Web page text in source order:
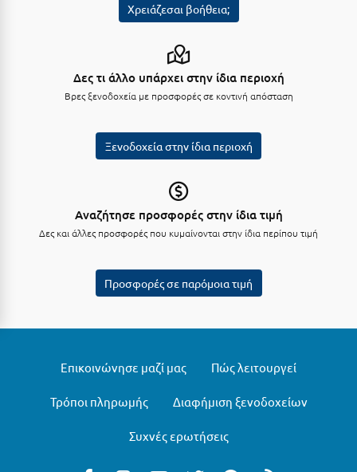
Κεφαλονιά
Κοκκώνι Κορινθίας
Κόρινθος
Κουρούτα Ηλείας
Κουφονήσια
Χρειάζεσαι βοήθεια;
Δες τι άλλο υπάρχει στην ίδια περιοχή
Βρες ξενοδοχεία με προσφορές σε κοντινή απόσταση
Ξενοδοχεία στην ίδια περιοχή
Αναζήτησε προσφορές στην ίδια τιμή
Δες και άλλες προσφορές που κυμαίνονται στην ίδια περίπου τιμή
Προσφορές σε παρόμοια τιμή
Επικοινώνησε μαζί μας Πώς λειτουργεί
Τρόποι πληρωμής Διαφήμιση ξενοδοχείων
Συχνές ερωτήσεις